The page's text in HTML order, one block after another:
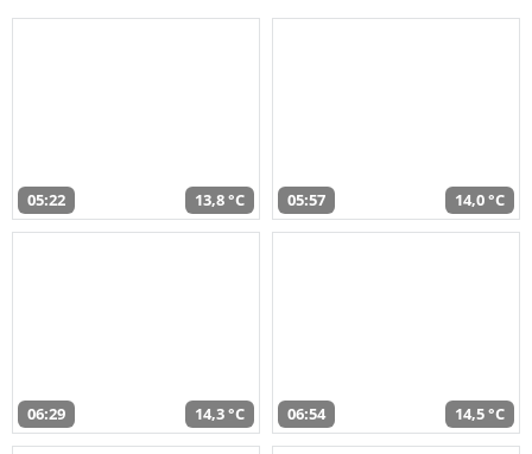
05:22 13,8 °C 05:57 14,0 °C
06:29 14,3 °C 06:54 14,5 °C